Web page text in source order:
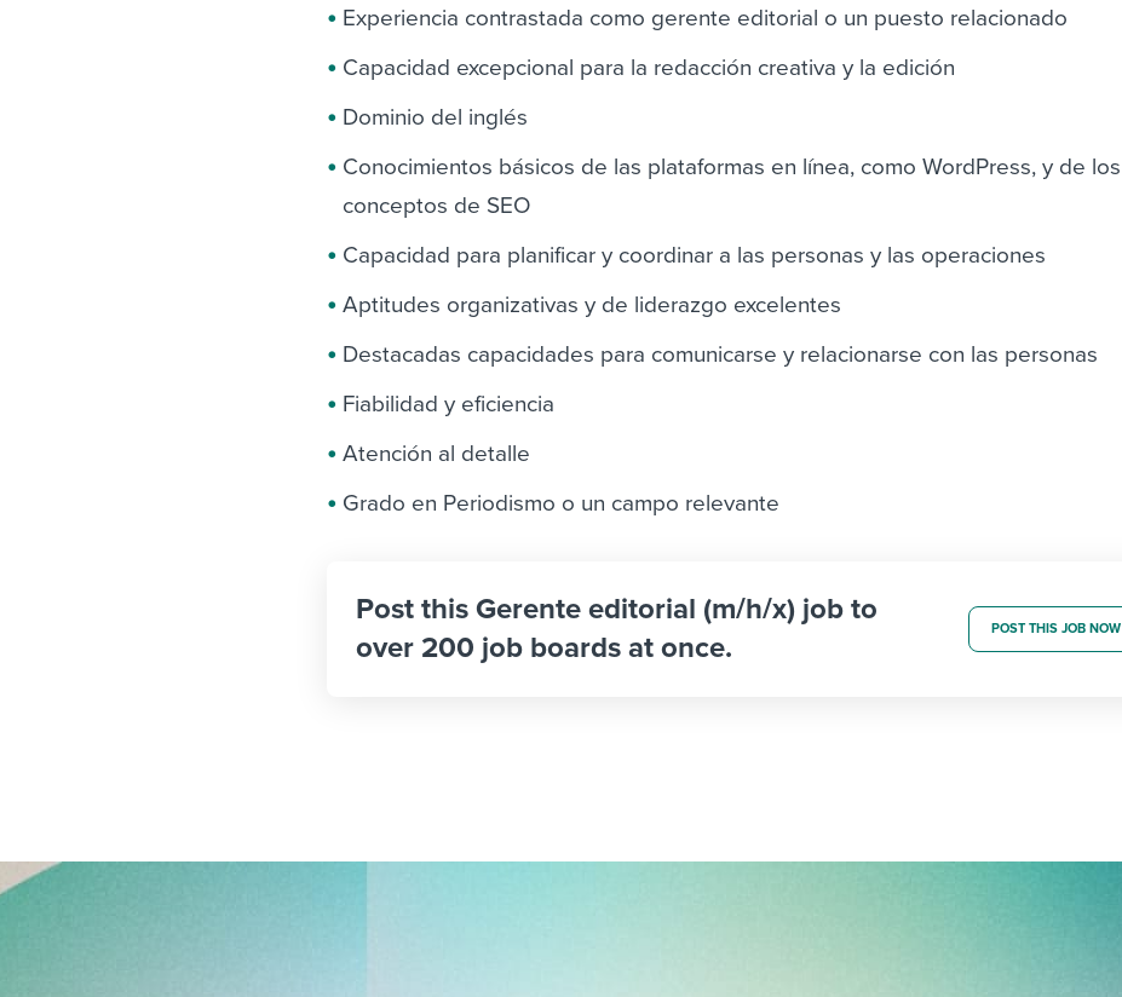
Experiencia contrastada como gerente editorial o un puesto relacionado
Capacidad excepcional para la redacción creativa y la edición
Dominio del inglés
Conocimientos básicos de las plataformas en línea, como WordPress, y de los
conceptos de SEO
Capacidad para planificar y coordinar a las personas y las operaciones
Aptitudes organizativas y de liderazgo excelentes
Destacadas capacidades para comunicarse y relacionarse con las personas
Fiabilidad y eficiencia
Atención al detalle
Grado en Periodismo o un campo relevante
Post this Gerente editorial (m/h/x) job to
over 200 job boards at once.
POST THIS JOB NOW